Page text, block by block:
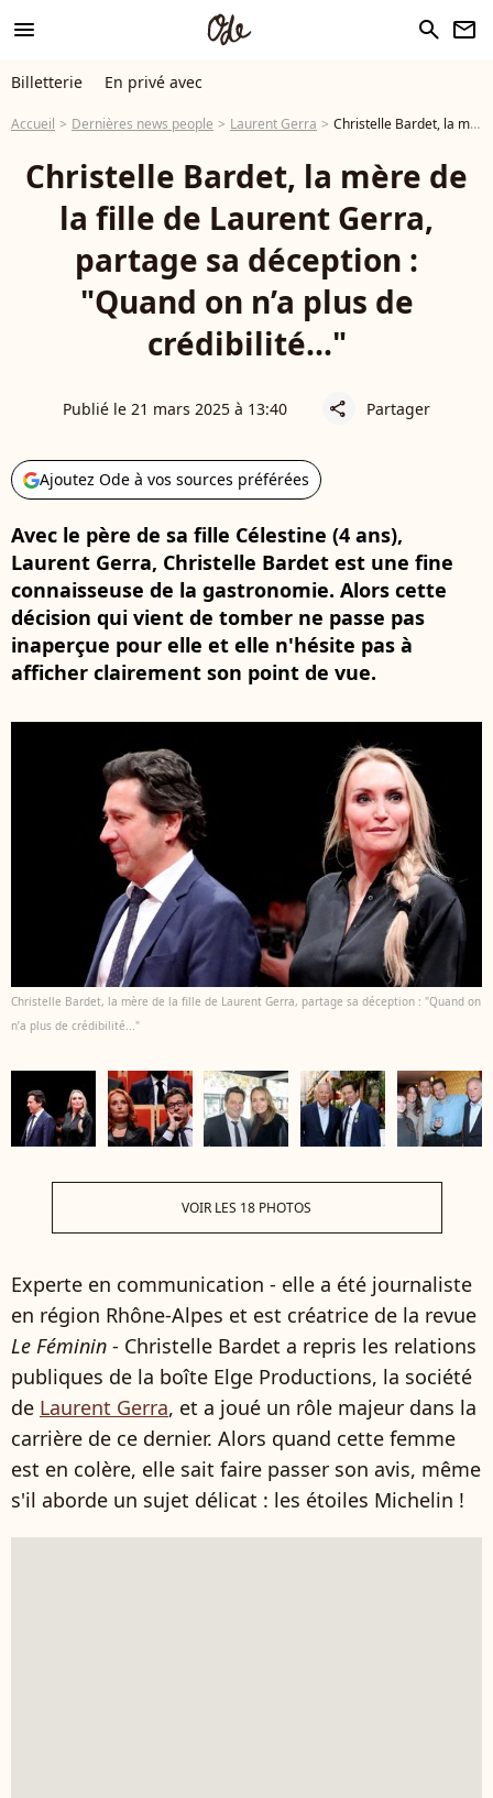
menu search newsletter
Billetterie En privé avec
Accueil Dernières news people Laurent Gerra Christelle Bardet, la mère de la fille de Laurent Gerra, partage sa déception : "Quand on n’a plus de crédibilité..."
Christelle Bardet, la mère de
la fille de Laurent Gerra,
partage sa déception :
"Quand on n’a plus de
crédibilité..."
Publié le 21 mars 2025 à 13:40 share Partager
Ajoutez Ode à vos sources préférées
Avec le père de sa fille Célestine (4 ans),
Laurent Gerra, Christelle Bardet est une fine
connaisseuse de la gastronomie. Alors cette
décision qui vient de tomber ne passe pas
inaperçue pour elle et elle n'hésite pas à
afficher clairement son point de vue.
Christelle Bardet, la mère de la fille de Laurent Gerra, partage sa déception : "Quand on
n’a plus de crédibilité..."
VOIR LES 18 PHOTOS
Experte en communication - elle a été journaliste
en région Rhône-Alpes et est créatrice de la revue
Le Féminin - Christelle Bardet a repris les relations
publiques de la boîte Elge Productions, la société
de Laurent Gerra, et a joué un rôle majeur dans la
carrière de ce dernier. Alors quand cette femme
est en colère, elle sait faire passer son avis, même
s'il aborde un sujet délicat : les étoiles Michelin !